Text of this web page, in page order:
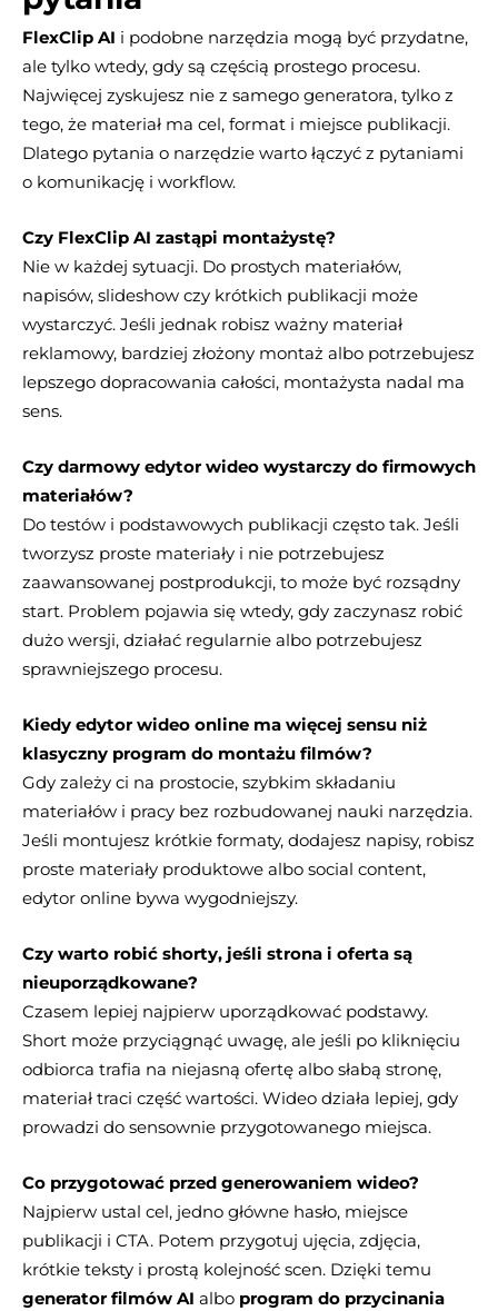
FlexClip AI i podobne narzędzia mogą być przydatne,
ale tylko wtedy, gdy są częścią prostego procesu.
Najwięcej zyskujesz nie z samego generatora, tylko z
tego, że materiał ma cel, format i miejsce publikacji.
Dlatego pytania o narzędzie warto łączyć z pytaniami
o komunikację i workflow.
Czy FlexClip AI zastąpi montażystę?
Nie w każdej sytuacji. Do prostych materiałów,
napisów, slideshow czy krótkich publikacji może
wystarczyć. Jeśli jednak robisz ważny materiał
reklamowy, bardziej złożony montaż albo potrzebujesz
lepszego dopracowania całości, montażysta nadal ma
sens.
Czy darmowy edytor wideo wystarczy do firmowych
materiałów?
Do testów i podstawowych publikacji często tak. Jeśli
tworzysz proste materiały i nie potrzebujesz
zaawansowanej postprodukcji, to może być rozsądny
start. Problem pojawia się wtedy, gdy zaczynasz robić
dużo wersji, działać regularnie albo potrzebujesz
sprawniejszego procesu.
Kiedy edytor wideo online ma więcej sensu niż
klasyczny program do montażu filmów?
Gdy zależy ci na prostocie, szybkim składaniu
materiałów i pracy bez rozbudowanej nauki narzędzia.
Jeśli montujesz krótkie formaty, dodajesz napisy, robisz
proste materiały produktowe albo social content,
edytor online bywa wygodniejszy.
Czy warto robić shorty, jeśli strona i oferta są
nieuporządkowane?
Czasem lepiej najpierw uporządkować podstawy.
Short może przyciągnąć uwagę, ale jeśli po kliknięciu
odbiorca trafia na niejasną ofertę albo słabą stronę,
materiał traci część wartości. Wideo działa lepiej, gdy
prowadzi do sensownie przygotowanego miejsca.
Co przygotować przed generowaniem wideo?
Najpierw ustal cel, jedno główne hasło, miejsce
publikacji i CTA. Potem przygotuj ujęcia, zdjęcia,
krótkie teksty i prostą kolejność scen. Dzięki temu
generator filmów AI albo program do przycinania